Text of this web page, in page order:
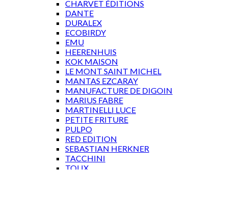
CHARVET ÉDITIONS
DANTE
DURALEX
ECOBIRDY
EMU
HEERENHUIS
KOK MAISON
LE MONT SAINT MICHEL
MANTAS EZCARAY
MANUFACTURE DE DIGOIN
MARIUS FABRE
MARTINELLI LUCE
PETITE FRITURE
PULPO
RED EDITION
SEBASTIAN HERKNER
TACCHINI
TOLIX